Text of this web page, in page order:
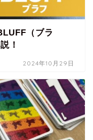
（ブラ
！
2024年10月29日